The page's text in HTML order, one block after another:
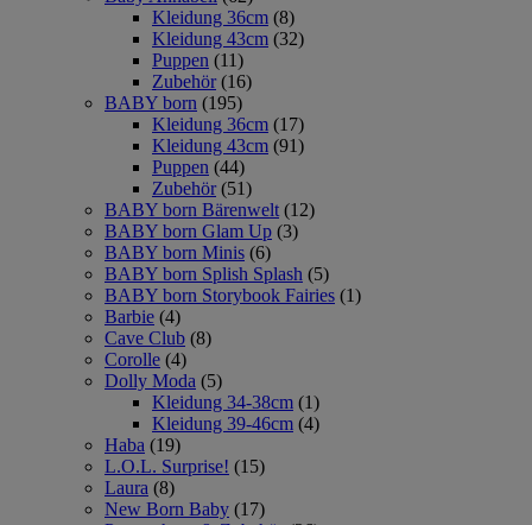
Kleidung 36cm (8)
Kleidung 43cm (32)
Puppen (11)
Zubehör (16)
BABY born (195)
Kleidung 36cm (17)
Kleidung 43cm (91)
Puppen (44)
Zubehör (51)
BABY born Bärenwelt (12)
BABY born Glam Up (3)
BABY born Minis (6)
BABY born Splish Splash (5)
BABY born Storybook Fairies (1)
Barbie (4)
Cave Club (8)
Corolle (4)
Dolly Moda (5)
Kleidung 34-38cm (1)
Kleidung 39-46cm (4)
Haba (19)
L.O.L. Surprise! (15)
Laura (8)
New Born Baby (17)